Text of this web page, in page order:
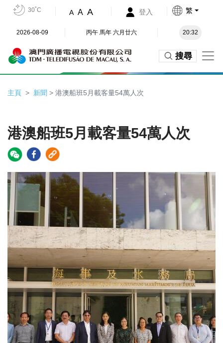
30˚C A A A 登入 繁
2026-08-09 丙午 馬年 六月廿六 20:32
搜尋
主頁 新聞 > 港澳船班5月載客量54萬人次
港澳船班5月載客量54萬人次